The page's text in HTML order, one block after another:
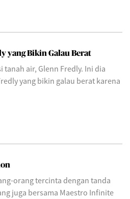
yang Bikin Galau Berat
tanah air, Glenn Fredly. Ini dia
yang bikin galau berat karena
orang tercinta dengan tanda
juga bersama Maestro Infinite